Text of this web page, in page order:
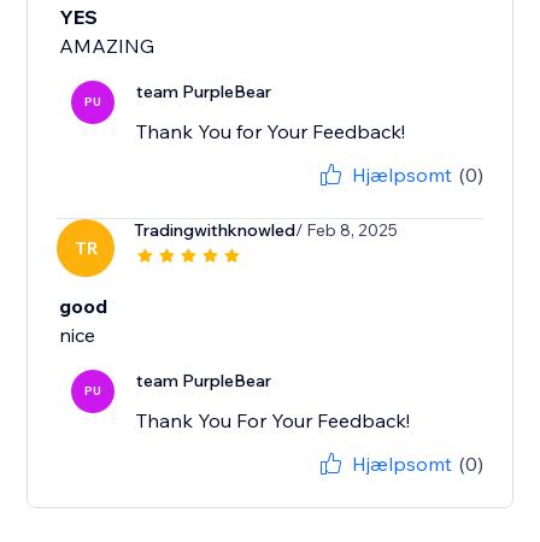
YES
AMAZING
PU team PurpleBear
Thank You for Your Feedback!
Hjælpsomt (0)
TR
Tradingwithknowled/ Feb 8, 2025
good
PU team PurpleBear
Thank You For Your Feedback!
Hjælpsomt (0)